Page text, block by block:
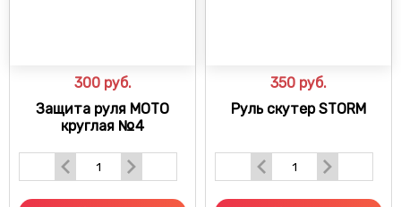
300 руб.
Защита руля МОТО
круглая №4
350 руб.
Руль скутер STORM